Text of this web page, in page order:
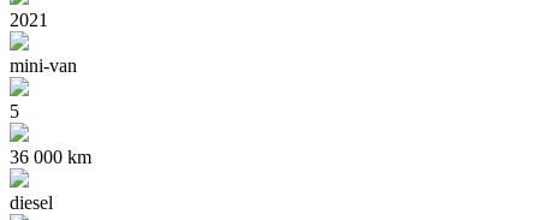
2021
mini-van
5
36 000 km
diesel